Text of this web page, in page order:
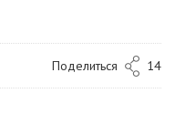
Поделиться 14